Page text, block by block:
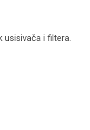
usisivača i filtera.